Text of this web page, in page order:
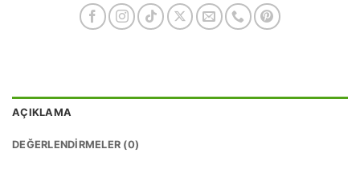
AÇIKLAMA
DEĞERLENDIRMELER (0)